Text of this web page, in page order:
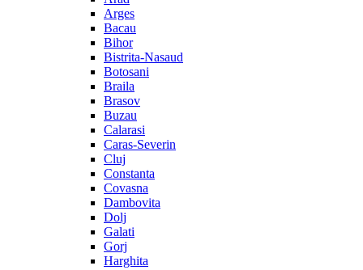
Arges
Bacau
Bihor
Bistrita-Nasaud
Botosani
Braila
Brasov
Buzau
Calarasi
Caras-Severin
Cluj
Constanta
Covasna
Dambovita
Dolj
Galati
Gorj
Harghita